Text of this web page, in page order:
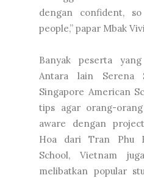
dengan confident,
people,” papar Mbak
Banyak peserta
Antara lain Serena
Singapore American
tips agar orang-
aware dengan
Hoa dari Tran Phu
School, Vietnam
melibatkan popular